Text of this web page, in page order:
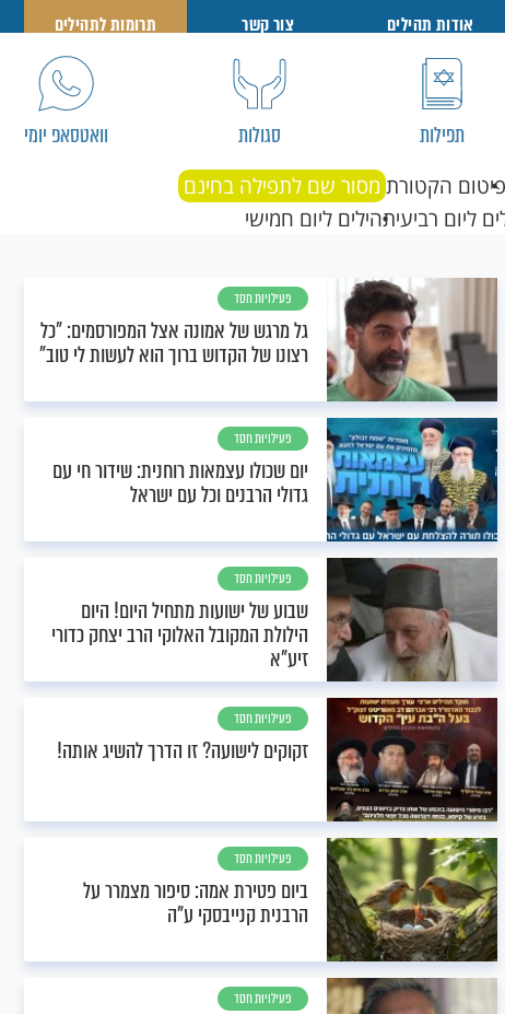
אודות תהילים צור קשר תרומות לתהילים
תפילות סגולות וואטסאפ יומי
פיטום הקטורת מסור שם לתפילה בחינם
ליום רביעיתהילים ליום חמישי
פעילויות חסד
גל מרגש של אמונה אצל המפורסמים: "כל
רצונו של הקדוש ברוך הוא לעשות לי טוב"
פעילויות חסד
יום שכולו עצמאות רוחנית: שידור חי עם
גדולי הרבנים וכל עם ישראל
פעילויות חסד
שבוע של ישועות מתחיל היום! היום
הילולת המקובל האלוקי הרב יצחק כדורי
זיע"א
פעילויות חסד
זקוקים לישועה? זו הדרך להשיג אותה!
פעילויות חסד
ביום פטירת אמה: סיפור מצמרר על
הרבנית קנייבסקי ע"ה
פעילויות חסד